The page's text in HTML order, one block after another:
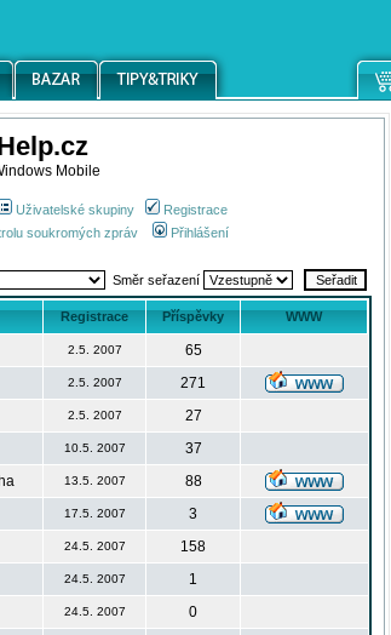
Mobile
Uživatelské skupiny
Registrace
soukromých zpráv Přihlášení
Směr seřazení
Registrace Příspěvky WWW
2.5. 2007
65
2.5. 2007
271
2.5. 2007
27
10.5. 2007
37
13.5. 2007
88
17.5. 2007
3
24.5. 2007
158
24.5. 2007
1
24.5. 2007
0